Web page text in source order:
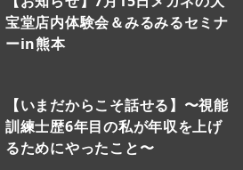
宝堂店内体験会＆みるみるセミナ
ーin熊本
【いまだからこそ話せる】〜視能
訓練士歴6年目の私が年収を上げ
るためにやったこと〜